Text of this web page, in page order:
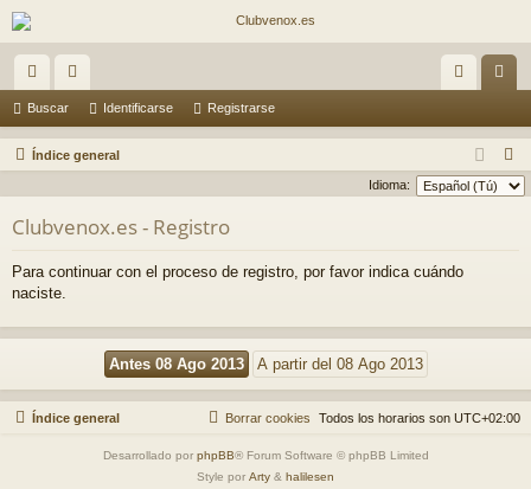
nl
ac
do
or
os nti
fic
ist
ra
Buscar Identificarse Registrarse
Índice general
u
Idioma:
Clubvenox.es - Registro
Para continuar con el proceso de registro, por favor indica cuándo
naciste.
Índice general Todos los horarios son UTC+02:00
Borrar cookies
Desarrollado por phpBB® Forum Software © phpBB Limited
Style por Arty & halilesen